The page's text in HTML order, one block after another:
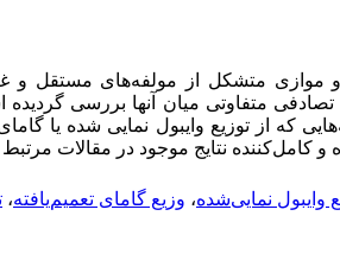
موازی متشکل از مولفه‌های مستقل و
متفاوتی میان آنها بررسی
از توزیع وایبول نمایی شده یا
و کامل‌کننده نتایج موجود در مقالات
وایبول نمایی‌شده، وزیع گامای تعمیم‌یافته،